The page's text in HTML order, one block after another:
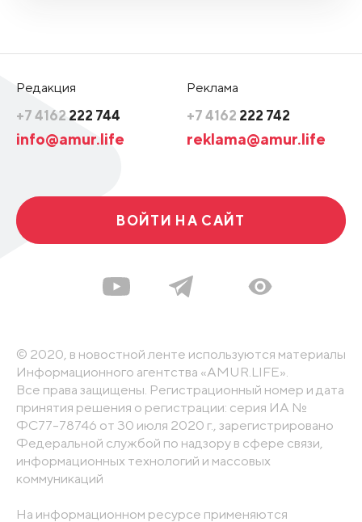
Редакция
+7 4162 222 744
info@amur.life
Реклама
+7 4162 222 742
reklama@amur.life
ВОЙТИ НА САЙТ
© 2020, в новостной ленте используются материалы
Информационного агентства «AMUR.LIFE».
Все права защищены. Регистрационный номер и дата
принятия решения о регистрации: серия ИА №
ФС77-78746 от 30 июля 2020 г., зарегистрировано
Федеральной службой по надзору в сфере связи,
информационных технологий и массовых
коммуникаций
На информационном ресурсе применяются